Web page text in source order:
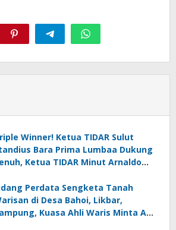
Winner! Ketua TIDAR Sulut
Bara Prima Lumbaa Dukung
Ketua TIDAR Minut Arnaldo
MC JOE Sapu Bersih Tiga Gelar
Umum
Perdata Sengketa Tanah
di Desa Bahoi, Likbar,
Kuasa Ahli Waris Minta APH